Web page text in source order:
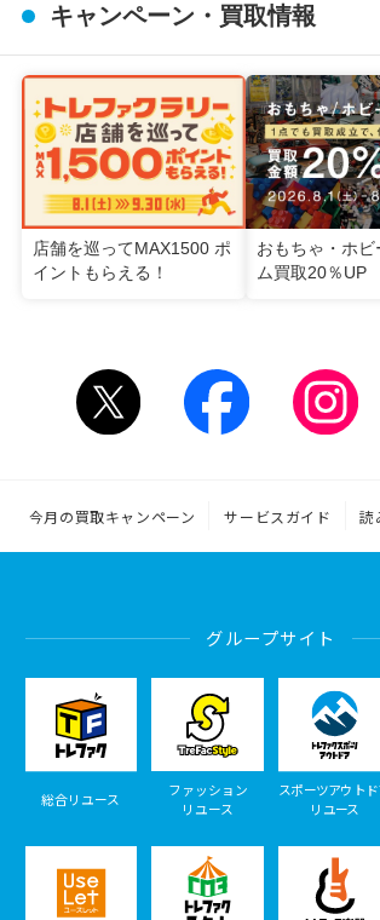
キャンペーン・買取情報
店舗を巡ってMAX1500 ポ
イントもらえる！
おもちゃ・ホビ
ム買取20％UP
今月の買取キャンペーン サービスガイド 読
グループサイト
総合リユース
ファッション
リユース
スポーツアウト
リユース